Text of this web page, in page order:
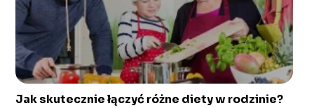
Jak skutecznie łączyć różne diety w rodzinie?